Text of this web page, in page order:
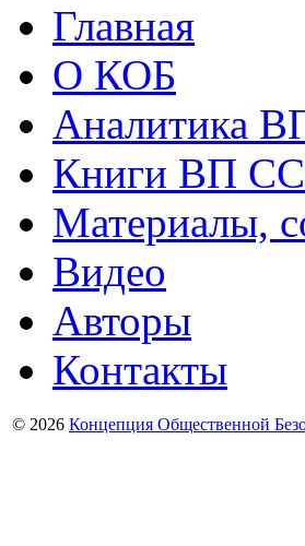
Главная
О КОБ
Аналитика
Книги ВП
Материалы,
Видео
Авторы
Контакты
© 2026 Концепция Общественной